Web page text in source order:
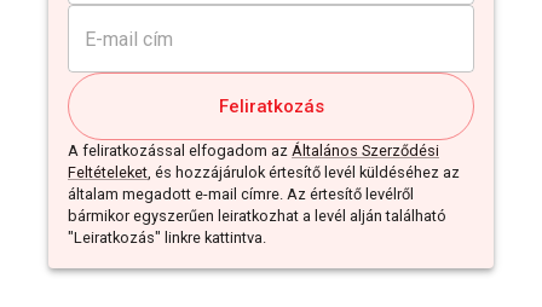
Feliratkozás
A feliratkozással elfogadom az Általános Szerződési
Feltételeket, és hozzájárulok értesítő levél küldéséhez az
általam megadott e-mail címre. Az értesítő levélről
bármikor egyszerűen leiratkozhat a levél alján található
"Leiratkozás" linkre kattintva.